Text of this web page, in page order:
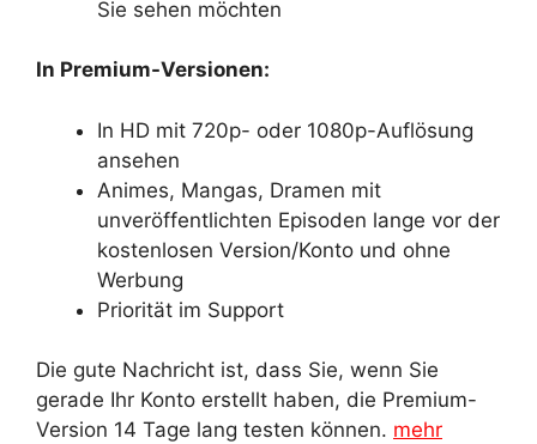
Sie sehen möchten
In Premium-Versionen:
In HD mit 720p- oder 1080p-Auflösung
ansehen
Animes, Mangas, Dramen mit
unveröffentlichten Episoden lange vor der
kostenlosen Version/Konto und ohne
Werbung
Priorität im Support
Die gute Nachricht ist, dass Sie, wenn Sie
gerade Ihr Konto erstellt haben, die Premium-
Version 14 Tage lang testen können. mehr